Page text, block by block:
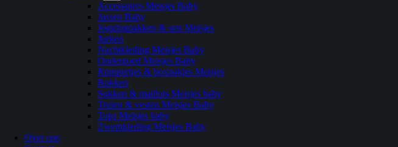
Accessoires Meisjes Baby
Jassen Baby
Joggingpakken & sets Meisjes
Jurken
Nachtkleding Meisjes Baby
Ondergoed Meisjes Baby
Rompertjes & boxpakjes Meisjes
Rokken
Sokken & maillots Meisjes baby
Truien & vesten Meisjes Baby
Tops Meisjes baby
Zwemkleding Meisjes Baby
Over ons